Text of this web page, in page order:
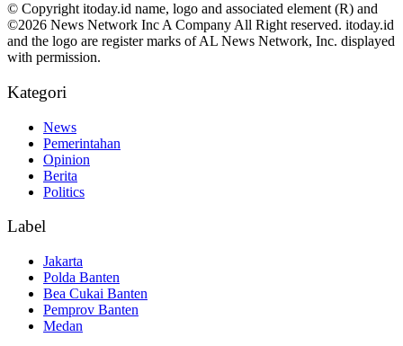
© Copyright itoday.id name, logo and associated element (R) and
©2026 News Network Inc A Company All Right reserved. itoday.id
and the logo are register marks of AL News Network, Inc. displayed
with permission.
Kategori
News
Pemerintahan
Opinion
Berita
Politics
Label
Jakarta
Polda Banten
Bea Cukai Banten
Pemprov Banten
Medan